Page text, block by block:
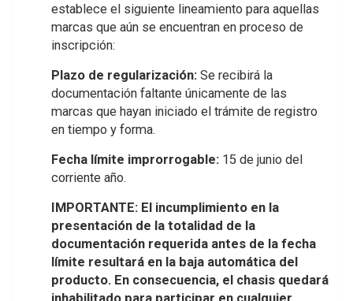
establece el siguiente lineamiento para aquellas
marcas que aún se encuentran en proceso de
inscripción:
Plazo de regularización: Se recibirá la
documentación faltante únicamente de las
marcas que hayan iniciado el trámite de registro
en tiempo y forma.
Fecha límite improrrogable: 15 de junio del
corriente año.
IMPORTANTE: El incumplimiento en la
presentación de la totalidad de la
documentación requerida antes de la fecha
límite resultará en la baja automática del
producto. En consecuencia, el chasis quedará